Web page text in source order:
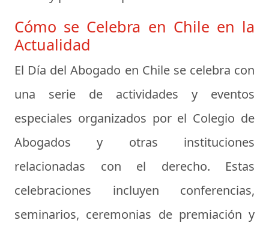
Cómo se Celebra en Chile en la
Actualidad
El Día del Abogado en Chile se celebra con
una serie de actividades y eventos
especiales organizados por el Colegio de
Abogados y otras instituciones
relacionadas con el derecho. Estas
celebraciones incluyen conferencias,
seminarios, ceremonias de premiación y